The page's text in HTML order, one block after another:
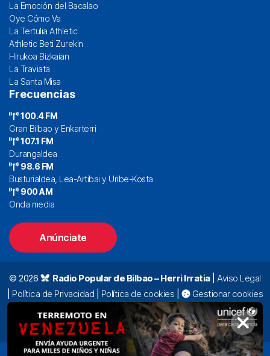
La Emoción del Bacalao
Oye Cómo Va
La Tertulia Athletic
Athletic Beti Zurekin
Hirukoa Bizkaian
La Traviata
La Santa Misa
Frecuencias
100.4 FM
Gran Bilbao y Enkarterri
107.1 FM
Durangaldea
98.6 FM
Busturialdea, Lea-Artibai y Uribe-Kosta
900 AM
Onda media
Anúnciate
© 2026 Radio Popular de Bilbao – Herri Irratia|Aviso Legal
Política de Privacidad Política de cookies
Gestionar cookies
Alda. Mazarredo, 47 – 7º 48009 Bilbao |
94 423 92 00|
oyentes@radiopopular.com